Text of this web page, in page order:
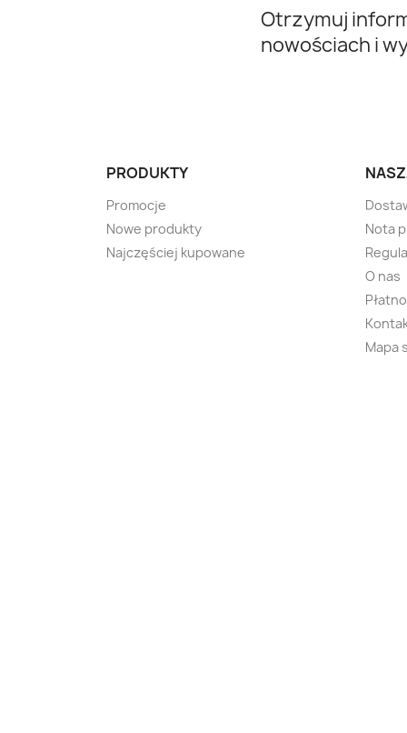
Otrzymuj
nowościach i
PRODUKTY
Promocje
Nowe produkty
Najczęściej kupowane
Nota
O nas
Mapa